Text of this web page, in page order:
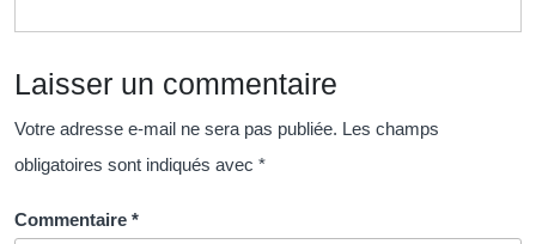
carrière
prometteuse
dans
Laisser un commentaire
Votre adresse e-mail ne sera pas publiée. Les champs
obligatoires sont indiqués avec *
Commentaire *